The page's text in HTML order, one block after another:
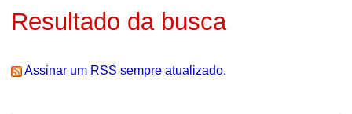
Resultado da busca
Assinar um RSS sempre atualizado.